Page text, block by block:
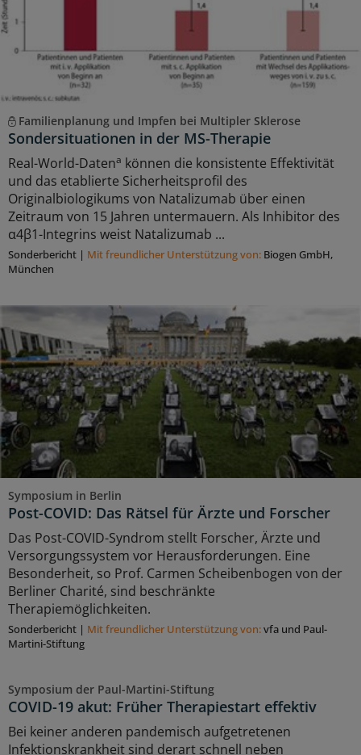
Familienplanung und Impfen bei Multipler Sklerose
Sondersituationen in der MS-Therapie
Real-World-Datena können die konsistente Effektivität
und das etablierte Sicherheitsprofil des
Originalbiologikums von Natalizumab über einen
Zeitraum von 15 Jahren untermauern. Als Inhibitor des
α4β1-Integrins weist Natalizumab ...
Sonderbericht | Mit freundlicher Unterstützung von: Biogen GmbH,
München
Symposium in Berlin
Post-COVID: Das Rätsel für Ärzte und Forscher
Das Post-COVID-Syndrom stellt Forscher, Ärzte und
Versorgungssystem vor Herausforderungen. Eine
Besonderheit, so Prof. Carmen Scheibenbogen von der
Berliner Charité, sind beschränkte
Therapiemöglichkeiten.
Sonderbericht | Mit freundlicher Unterstützung von:vfa und Paul-
Martini-Stiftung
Symposium der Paul-Martini-Stiftung
COVID-19 akut: Früher Therapiestart effektiv
Bei keiner anderen pandemisch aufgetretenen
Infektionskrankheit sind derart schnell neben